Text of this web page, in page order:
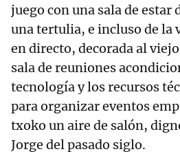
juego con una sala de estar
una tertulia, e incluso de la
en directo, decorada al
sala de reuniones
tecnología y los recursos
para organizar eventos
txoko un aire de salón,
Jorge del pasado siglo.